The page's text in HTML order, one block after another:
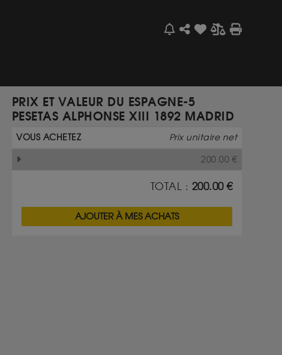
PRIX ET VALEUR DU ESPAGNE-5
PESETAS ALPHONSE XIII 1892 MADRID
VOUS ACHETEZ Prix unitaire net
200.00 €
TOTAL : 200.00€
AJOUTER À MES ACHATS